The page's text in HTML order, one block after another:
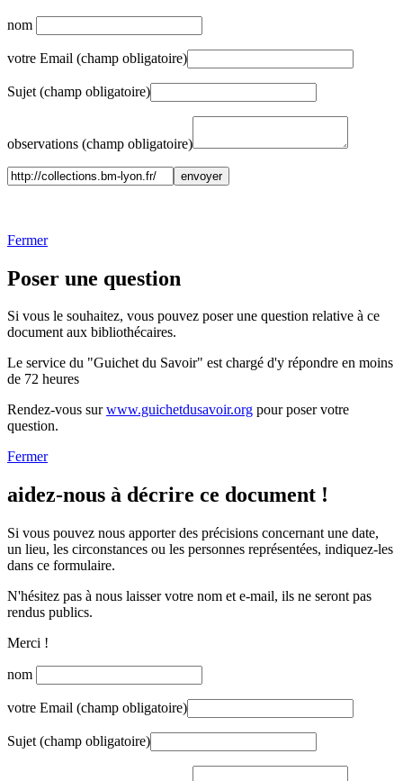
nom
votre Email (champ obligatoire)
Sujet (champ obligatoire)
observations (champ obligatoire)
Fermer
Poser une question
Si vous le souhaitez, vous pouvez poser une question relative à ce
document aux bibliothécaires.
Le service du "Guichet du Savoir" est chargé d'y répondre en moins
de 72 heures
Rendez-vous surwww.guichetdusavoir.org pour poser votre
question.
Fermer
aidez-nous à décrire ce document !
Si vous pouvez nous apporter des précisions concernant une date,
un lieu, les circonstances ou les personnes représentées, indiquez-les
dans ce formulaire.
N'hésitez pas à nous laisser votre nom et e-mail, ils ne seront pas
rendus publics.
Merci !
nom
votre Email (champ obligatoire)
Sujet (champ obligatoire)